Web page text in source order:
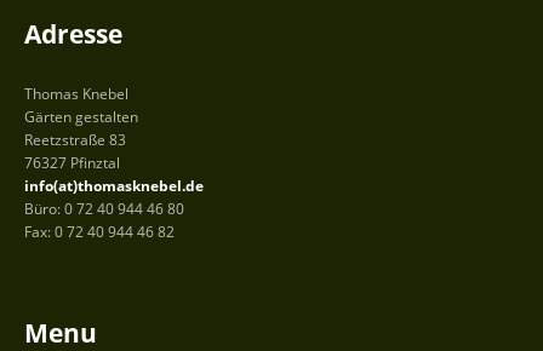
Adresse
Thomas Knebel
Gärten gestalten
Reetzstraße 83
76327 Pfinztal
info(at)thomasknebel.de
Büro: 0 72 40 944 46 80
Fax: 0 72 40 944 46 82
Menu